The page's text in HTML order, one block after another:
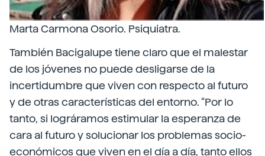
Marta Carmona Osorio. Psiquiatra.
También Bacigalupe tiene claro que el malestar
de los jóvenes no puede desligarse de la
incertidumbre que viven con respecto al futuro
y de otras características del entorno. “Por lo
tanto, si lográramos estimular la esperanza de
cara al futuro y solucionar los problemas socio-
económicos que viven en el día a día, tanto ellos